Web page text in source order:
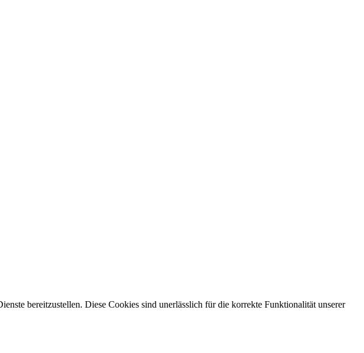
bereitzustellen. Diese Cookies sind unerlässlich für die korrekte Funktionalität unserer